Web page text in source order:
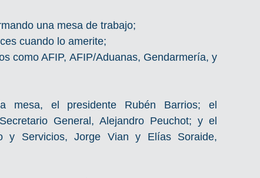
una mesa de trabajo;
cuando lo amerite;
como AFIP, AFIP/Aduanas, Gendarmería, y
el presidente Rubén Barrios; el
General, Alejandro Peuchot; y el
y Servicios, Jorge Vian y Elías Soraide,